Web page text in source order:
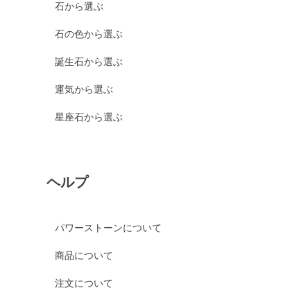
石から選ぶ
石の色から選ぶ
誕生石から選ぶ
運気から選ぶ
星座石から選ぶ
ヘルプ
パワーストーンについて
商品について
注文について